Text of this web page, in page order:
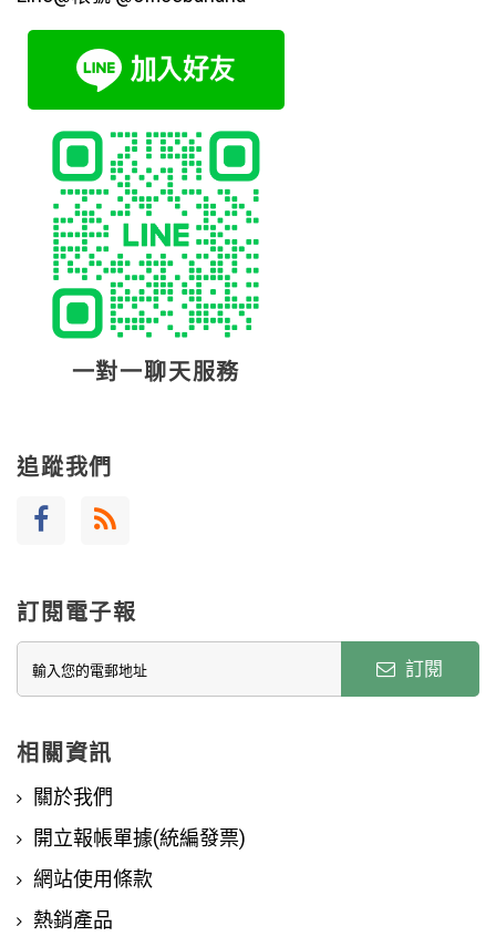
一對一聊天服務
追蹤我們
訂閱電子報
訂閱
相關資訊
關於我們
開立報帳單據(統編發票)
網站使用條款
熱銷產品